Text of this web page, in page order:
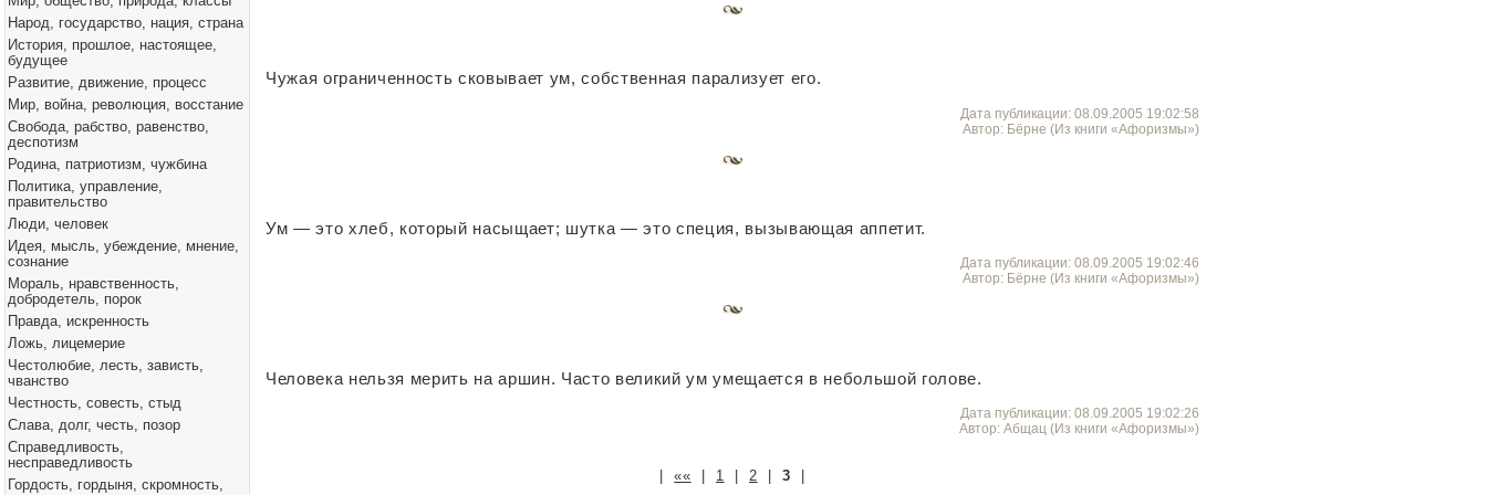
Народ, государство, нация, страна
История, прошлое, настоящее,
будущее
Развитие, движение, процесс
Мир, война, революция, восстание
Свобода, рабство, равенство,
деспотизм
Родина, патриотизм, чужбина
Политика, управление,
правительство
Люди, человек
Идея, мысль, убеждение, мнение,
сознание
Мораль, нравственность,
добродетель, порок
Правда, искренность
Ложь, лицемерие
Честолюбие, лесть, зависть,
чванство
Честность, совесть, стыд
Слава, долг, честь, позор
Справедливость,
несправедливость
Гордость, гордыня, скромность,
Чужая ограниченность сковывает ум, собственная парализует его.
Дата публикации: 08.09.2005 19:02:58
Автор: Бёрне (Из книги «Афоризмы»)
Ум — это хлеб, который насыщает; шутка — это специя, вызывающая аппетит.
Дата публикации: 08.09.2005 19:02:46
Автор: Бёрне (Из книги «Афоризмы»)
Человека нельзя мерить на аршин. Часто великий ум умещается в небольшой голове.
Дата публикации: 08.09.2005 19:02:26
Автор: Абщац (Из книги «Афоризмы»)
|«« 1 2 |3